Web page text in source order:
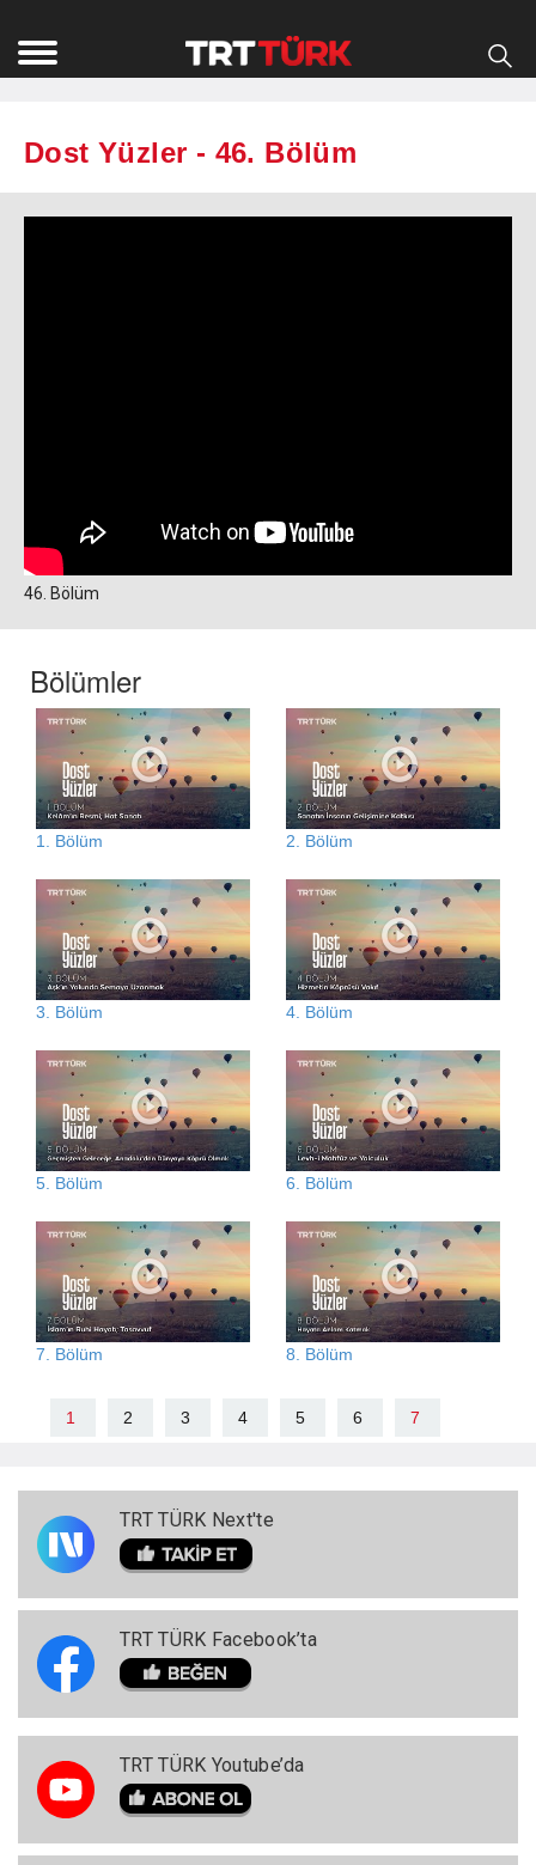
Dost Yüzler - 46. Bölüm
46. Bölüm
Bölümler
1. Bölüm 2. Bölüm
3. Bölüm 4. Bölüm
5. Bölüm 6. Bölüm
7. Bölüm 8. Bölüm
1 2 3 4 5 6 7
TRT TÜRK Next'te
TRT TÜRK Facebook’ta
TRT TÜRK Youtube’da